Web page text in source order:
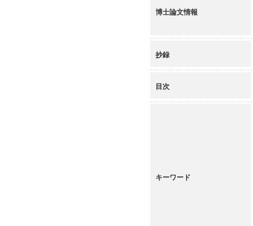
博士論文情報
抄録
目次
キーワード